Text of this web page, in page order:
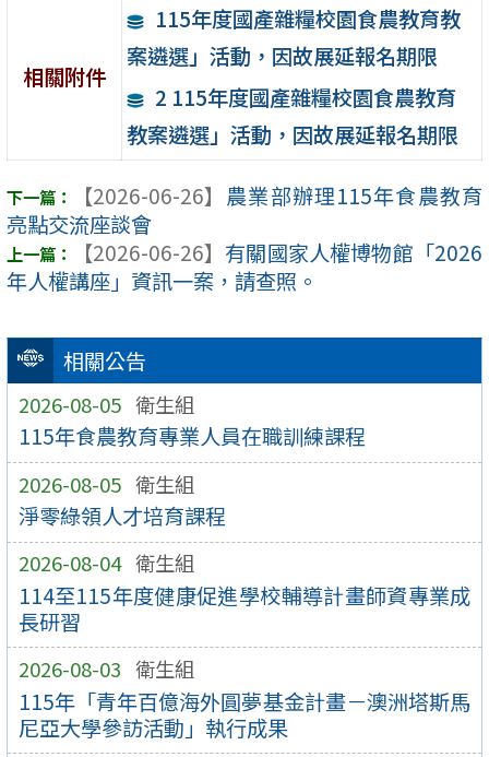
相關公告
2026-08-05 衛生組
115年食農教育專業人員在職訓練課程
2026-08-05 衛生組
淨零綠領人才培育課程
2026-08-04 衛生組
114至115年度健康促進學校輔導計畫師資專業成
長研習
2026-08-03 衛生組
115年「青年百億海外圓夢基金計畫－澳洲塔斯馬
尼亞大學參訪活動」執行成果
相關附件
115年度國產雜糧校園食農教育教
案遴選」活動，因故展延報名期限
2 115年度國產雜糧校園食農教育
教案遴選」活動，因故展延報名期限
【2026-06-26】 農業部辦理115年食農教育
亮點交流座談會
【2026-06-26】 有關國家人權博物館「2026
年人權講座」資訊一案，請查照。